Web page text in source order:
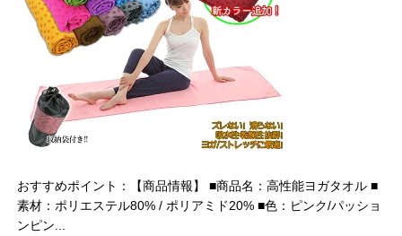
おすすめポイント：【商品情報】 ■商品名：高性能ヨガタオル ■
素材：ポリエステル80% / ポリアミド20% ■色：ピンク/パッショ
ンピン...